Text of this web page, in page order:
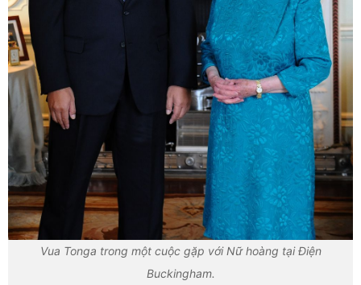
Vua Tonga trong một cuộc gặp với Nữ hoàng tại Điện
Buckingham.